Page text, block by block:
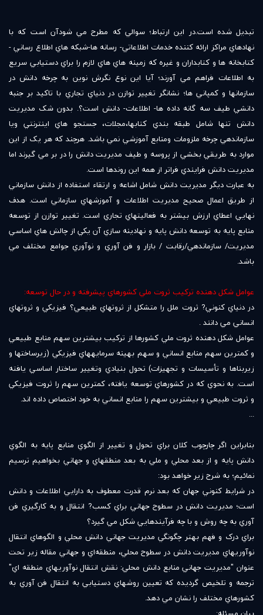
تبديل شده است.در اين ارتباط؛ سوالي که مطرح مي شودآن است که با
نهادهاي مراکز ارائه کننده خدمات اطلاعاتي- رسانه ها-شبکه هاي اطلاع رساني -
کتابخانه ها و کتابداران و غيره که زمينه هاي هاي لازم را براي دستيابي سريع
به اطلاعات فراهم مي آورند؛ آيا اين نوع نگرش نوين به چرخه دانش در
سازمانها و کمپاني ها؛ نشانگر تغيير توازن در دنياي تجاري با تاکيد بر جنبه
دانشي طيف سه گانه داده ها- اطلاعات- دانش است؟. بدون شک مديريت
دانش تنها شامل طبقه بندي کتابها،مجلات، جستجو هاي اينترنتي ويا
سازماندهي چرخه ملزومات ومنابع آموزشي نمي باشد. هرچند که هر يک از اين
موارد به طريقي بخشي از پروسه و طيف مديريت دانش را در بر مي گيرند اما
مديريت دانش فرايندي فراتر از همه اين روندها است.
به عبارت ديگر مديريت دانش شامل اشاعه و ارتقاء استفاده از دانش سازماني
از طريق اعمال صحيح مديريت اطلاعات و آموزشهاي سازماني است. هدف
نهايي اعطاي ارزش بيشتر به فعاليتهاي تجاري است. تغيير توازن از توسعه
منابع پايه به توسعه دانش پايه و نهادينه سازي آن يکي از چالش هاي اساسي
مديريت/ سازماندهي/رقابت / بازار و فن آوري و نوآوري جوامع مختلف مي
باشد.
عوامل شکل دهنده ترکيب ثروت ملي کشورهاي پيشرفته و در حال توسعه:
در دنياي کنوني? ثروت ملل را متشکل از ثروتهاي طبيعي؟ فيزيکي و ثروتهاي
انساني مي دانند .
عوامل شکل دهنده ثروت ملي‏ کشورها از ترکيب بيشترين سهم منابع طبيعي
و کمترين سهم منابع انساني و سهم بهينه سرمايه‏هاي فيزيکي (زيرساخت‏ها و
زيربناها و تأسيسات و تجهيزات) تحول بنيادي وتغيير ساختار اساسي يافته
است. به نحوي که در کشورهاي توسعه يافته، کمترين سهم را ثروت فيزيکي
و ثروت طبيعي و بيشترين سهم را منابع انساني به خود اختصاص داده اند.
...
بنابراين اگر چارچوب کلان براي تحول و تغيير از الگوي منابع پايه به الگوي
دانش پايه و از بعد محلي و ملي به بعد منطقه‏اي و جهاني بخواهيم ترسيم
نمائيم؛ به شرح زير خواهد بود:
در شرايط کنوني جهان که بعد نرم قدرت معطوف به دارايي اطلاعات و دانش
است؛ مديريت دانش در سطوح جهاني براي کسب? انتقال و به کارگيري فن
آوري به چه روش و با چه فرآيندهايي شکل مي گيرد؟
براي درک و فهم بهتر چگونگي مديريت جهاني دانش محلي و الگوهاي انتقال
نوآوريهاي مديريت دانش در سطوح محلي، منطقه‌اي و جهاني مقاله زير تحت
عنوان "مديريت جهاني منابع دانش محلي: نقش انتقال نوآوريهاي منطقه اي"
ترجمه و تلخيص گرديده که تعيين روشهاي دستيابي به انتقال فن آوري به
کشورهاي مختلف را نشان مي دهد.